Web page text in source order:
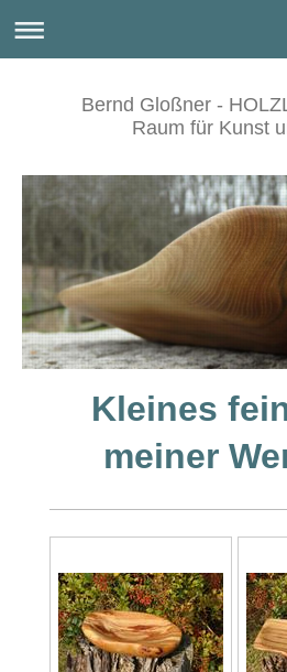
Bernd Gloßner -
Raum für Kunst
Kleines
meiner